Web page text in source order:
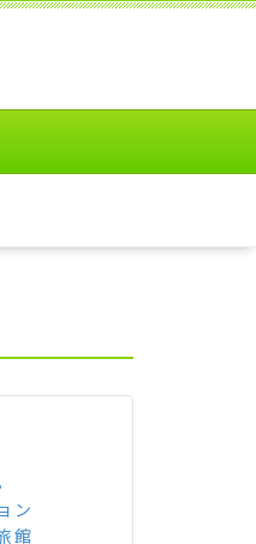
ン
館